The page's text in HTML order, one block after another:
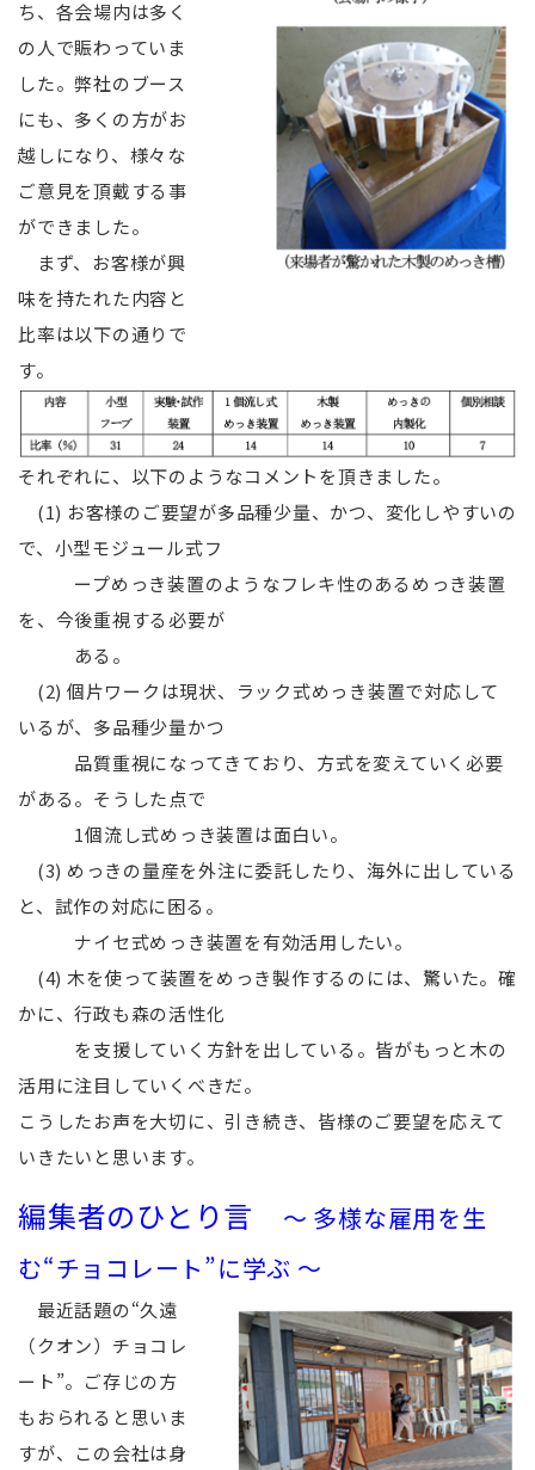
ち、各会場内は多く
の人で賑わっていま
した。弊社のブース
にも、多くの方がお
越しになり、様々な
ご意見を頂戴する事
ができました。
まず、お客様が興
味を持たれた内容と
比率は以下の通りで
す。
それぞれに、以下のようなコメントを頂きました。
(1) お客様のご要望が多品種少量、かつ、変化しやすいの
で、小型モジュール式フ
ープめっき装置のようなフレキ性のあるめっき装置
を、今後重視する必要が
ある。
(2) 個片ワークは現状、ラック式めっき装置で対応して
いるが、多品種少量かつ
品質重視になってきており、方式を変えていく必要
がある。そうした点で
1個流し式めっき装置は面白い。
(3) めっきの量産を外注に委託したり、海外に出している
と、試作の対応に困る。
ナイセ式めっき装置を有効活用したい。
(4) 木を使って装置をめっき製作するのには、驚いた。確
かに、行政も森の活性化
を支援していく方針を出している。皆がもっと木の
活用に注目していくべきだ。
こうしたお声を大切に、引き続き、皆様のご要望を応えて
いきたいと思います。
編集者のひとり言
～ 多様な雇用を生
む“チョコレート”に学ぶ ～
最近話題の“久遠
（クオン）チョコレ
ート”。ご存じの方
もおられると思いま
すが、この会社は身